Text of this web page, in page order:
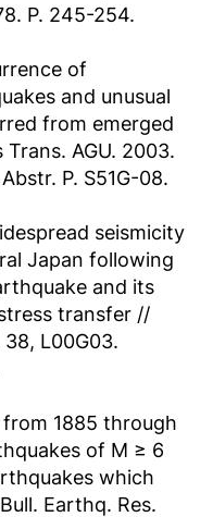
P. 245-254.
of
and unusual
from emerged
AGU. 2003.
P. S51G-08.
seismicity
Japan following
and its
transfer //
38, L00G03.
1885 through
of M ≥ 6
which
Earthq. Res.